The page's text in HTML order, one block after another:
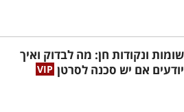
שומות ונקודות חן: מה לבדוק ואיך
יודעים אם יש סכנה לסרטן